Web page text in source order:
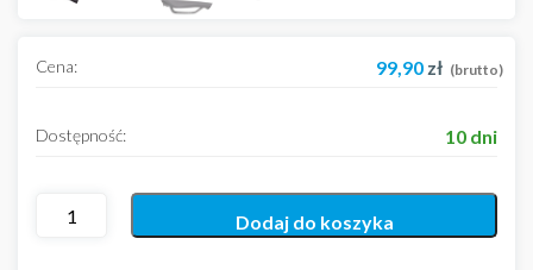
Cena: 99,90 zł (brutto)
Dostępność: 10 dni
Dodaj do koszyka